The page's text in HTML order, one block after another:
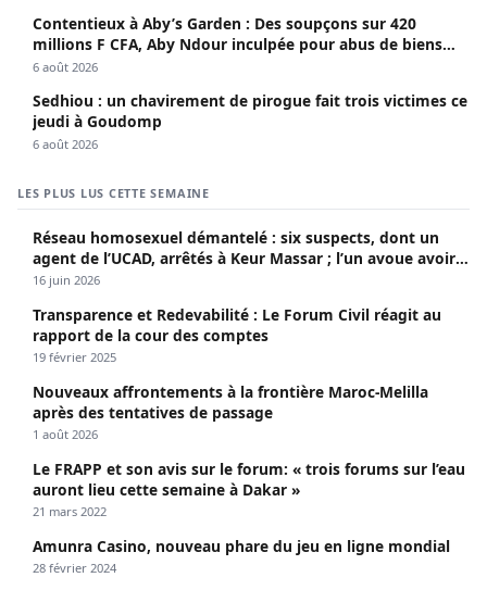
Contentieux à Aby’s Garden : Des soupçons sur 420
millions F CFA, Aby Ndour inculpée pour abus de biens
sociaux
6 août 2026
Sedhiou : un chavirement de pirogue fait trois victimes ce
jeudi à Goudomp
6 août 2026
LES PLUS LUS CETTE SEMAINE
Réseau homosexuel démantelé : six suspects, dont un
agent de l’UCAD, arrêtés à Keur Massar ; l’un avoue avoir
propagé le VIH depuis 2018
16 juin 2026
Transparence et Redevabilité : Le Forum Civil réagit au
rapport de la cour des comptes
19 février 2025
Nouveaux affrontements à la frontière Maroc-Melilla
après des tentatives de passage
1 août 2026
Le FRAPP et son avis sur le forum: « trois forums sur l’eau
auront lieu cette semaine à Dakar »
21 mars 2022
Amunra Casino, nouveau phare du jeu en ligne mondial
28 février 2024